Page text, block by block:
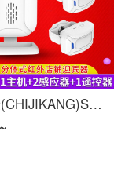
馳冀康(CHIJIKANG)SF 20 Rこんにちは、センサーショップのスーパーにいらっしゃいませんか？